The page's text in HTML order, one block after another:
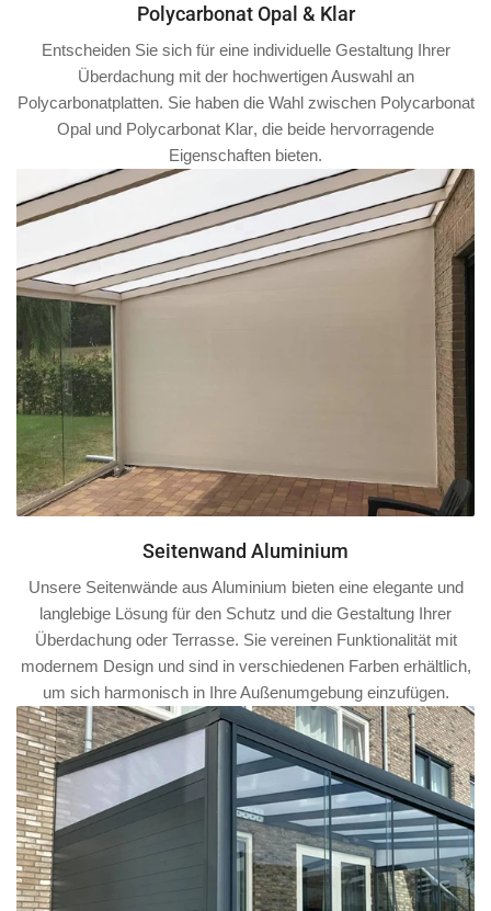
Polycarbonat Opal & Klar
Entscheiden Sie sich für eine individuelle Gestaltung Ihrer
Überdachung mit der hochwertigen Auswahl an
Polycarbonatplatten. Sie haben die Wahl zwischen Polycarbonat
Opal und Polycarbonat Klar, die beide hervorragende
Eigenschaften bieten.
Seitenwand Aluminium
Unsere Seitenwände aus Aluminium bieten eine elegante und
langlebige Lösung für den Schutz und die Gestaltung Ihrer
Überdachung oder Terrasse. Sie vereinen Funktionalität mit
modernem Design und sind in verschiedenen Farben erhältlich,
um sich harmonisch in Ihre Außenumgebung einzufügen.